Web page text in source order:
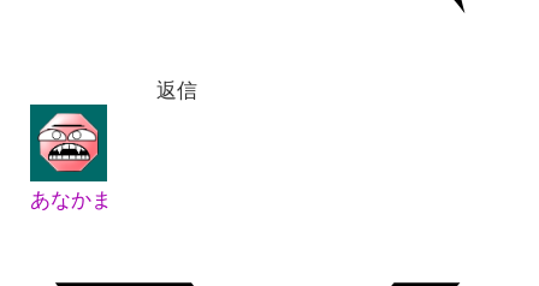
返信
あなかま